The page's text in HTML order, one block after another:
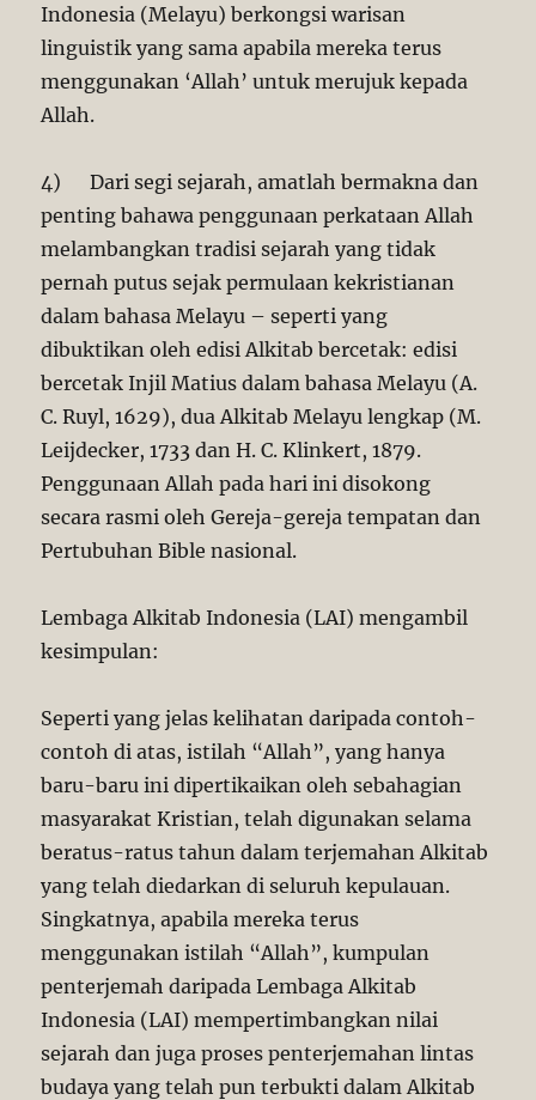
Indonesia (Melayu) berkongsi warisan
linguistik yang sama apabila mereka terus
menggunakan ‘Allah’ untuk merujuk kepada
Allah.
4) Dari segi sejarah, amatlah bermakna dan
penting bahawa penggunaan perkataan Allah
melambangkan tradisi sejarah yang tidak
pernah putus sejak permulaan kekristianan
dalam bahasa Melayu – seperti yang
dibuktikan oleh edisi Alkitab bercetak: edisi
bercetak Injil Matius dalam bahasa Melayu (A.
C. Ruyl, 1629), dua Alkitab Melayu lengkap (M.
Leijdecker, 1733 dan H. C. Klinkert, 1879.
Penggunaan Allah pada hari ini disokong
secara rasmi oleh Gereja-gereja tempatan dan
Pertubuhan Bible nasional.
Lembaga Alkitab Indonesia (LAI) mengambil
kesimpulan:
Seperti yang jelas kelihatan daripada contoh-
contoh di atas, istilah “Allah”, yang hanya
baru-baru ini dipertikaikan oleh sebahagian
masyarakat Kristian, telah digunakan selama
beratus-ratus tahun dalam terjemahan Alkitab
yang telah diedarkan di seluruh kepulauan.
Singkatnya, apabila mereka terus
menggunakan istilah “Allah”, kumpulan
penterjemah daripada Lembaga Alkitab
Indonesia (LAI) mempertimbangkan nilai
sejarah dan juga proses penterjemahan lintas
budaya yang telah pun terbukti dalam Alkitab